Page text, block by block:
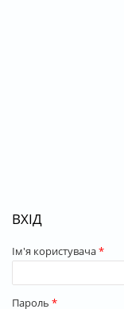
ВХІД
Ім'я користувача*
Пароль *